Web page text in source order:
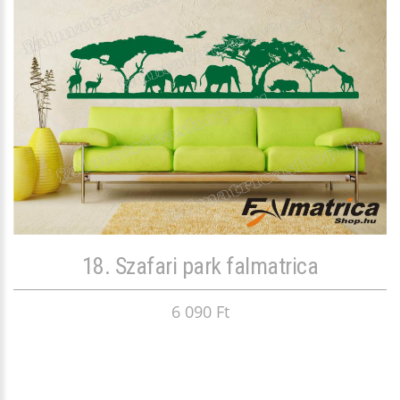
18. Szafari park falmatrica
6 090 Ft